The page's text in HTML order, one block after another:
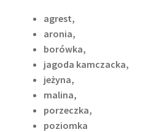
agrest,
aronia,
borówka,
jagoda kamczacka,
jeżyna,
malina,
porzeczka,
poziomka